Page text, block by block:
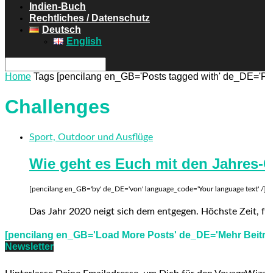
Indien-Buch
Rechtliches / Datenschutz
Deutsch
English
Home Tags [pencilang en_GB='Posts tagged with'
Challenges
Sport, Outdoor und Ausflüge
Wie geht es Euch mit den
[pencilang en_GB='by' de_DE='von' language_code='Your language text' /]
Das Jahr 2020 neigt sich dem entgegen. Höchste
[pencilang en_GB='Load More Posts' de_DE='Mehr
Newsletter